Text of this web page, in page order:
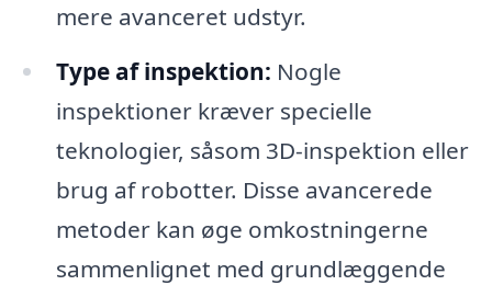
mere avanceret udstyr.
Type af inspektion: Nogle
inspektioner kræver specielle
teknologier, såsom 3D-inspektion eller
brug af robotter. Disse avancerede
metoder kan øge omkostningerne
sammenlignet med grundlæggende